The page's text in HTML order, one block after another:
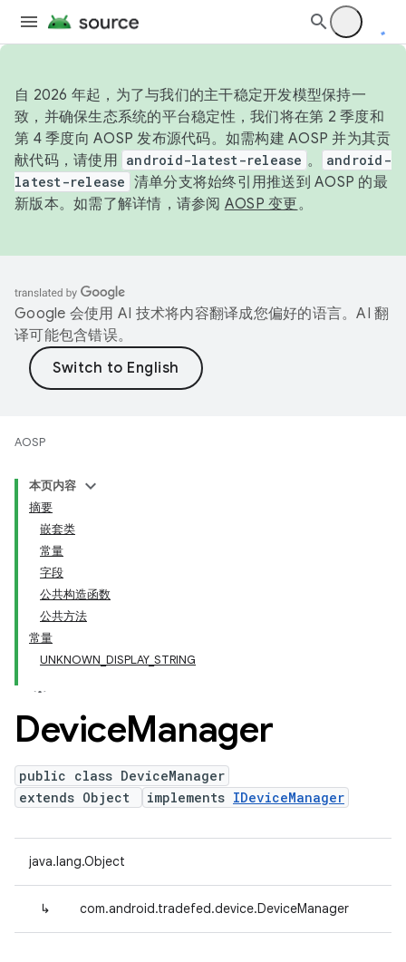
自 2026 年起，为了与我们的主干稳定开发模型保持一
致，并确保生态系统的平台稳定性，我们将在第 2 季度和
第 4 季度向 AOSP 发布源代码。如需构建 AOSP 并为其贡
献代码，请使用 android-latest-release 。
android-
latest-release 清单分支将始终引用推送到 AOSP 的最
新版本。如需了解详情，请参阅 AOSP 变更。
Google 会使用 AI 技术将内容翻译成您偏好的语言。AI 翻
译可能包含错误。
AOSP
本页内容
摘要
嵌套类
常量
字段
公共构造函数
公共方法
常量
UNKNOWN_DISPLAY_STRING
DeviceManager
public class DeviceManager
extends Object
implements IDeviceManager
java.lang.Object
↳ com.android.tradefed.device.DeviceManager